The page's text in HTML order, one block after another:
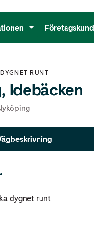
Företagskund
RUNT
Idebäcken
dygnet runt